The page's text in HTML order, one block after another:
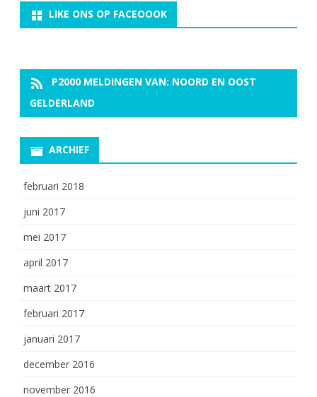
LIKE ONS OP FACEOOOK
P2000 MELDINGEN VAN: NOORD EN OOST
GELDERLAND
ARCHIEF
februari 2018
juni 2017
mei 2017
april 2017
maart 2017
februari 2017
januari 2017
december 2016
november 2016